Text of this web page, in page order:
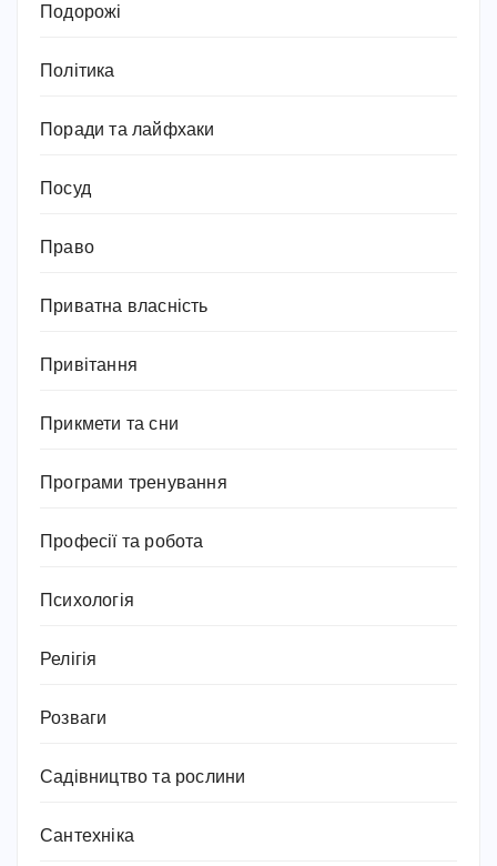
Подорожі
Політика
Поради та лайфхаки
Посуд
Право
Приватна власність
Привітання
Прикмети та сни
Програми тренування
Професії та робота
Психологія
Релігія
Розваги
Садівництво та рослини
Сантехніка